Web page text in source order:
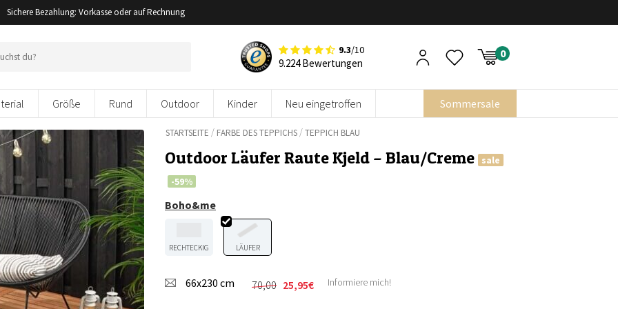
Sichere Bezahlung: Vorkasse oder auf Rechnung
9.3/10
9.224 Bewertungen
Größe Rund Outdoor Kinder Neu eingetroffen Sommersale
STARTSEITE / FARBE DES TEPPICHS /TEPPICH BLAU
Outdoor Läufer Raute Kjeld – Blau/Creme
sale
-59%
Boho&me
RECHTECKIG LÄUFER
66x230 cm 70,00
Ursprünglicher
25,95€
Aktueller Informiere mich!